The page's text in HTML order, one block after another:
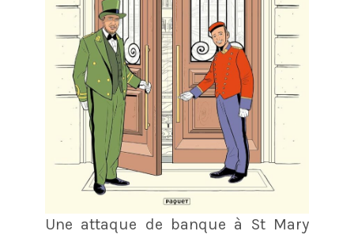
Une attaque de banque à St Mary